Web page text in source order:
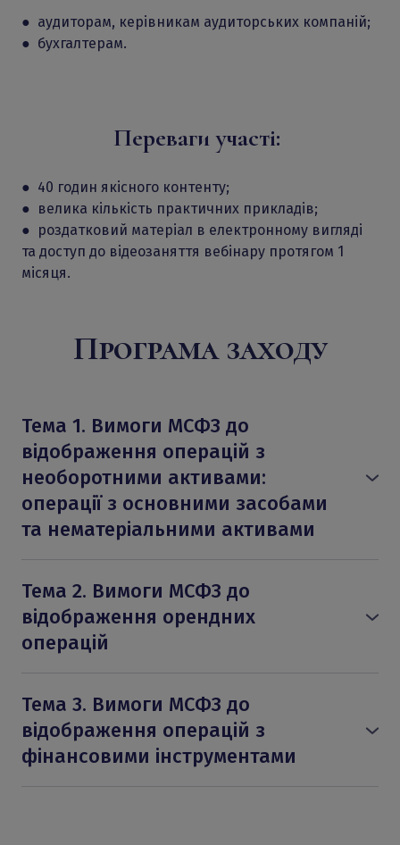
● аудиторам, керівникам аудиторських компаній;
● бухгалтерам.
Переваги участі:
● 40 годин якісного контенту;
● велика кількість практичних прикладів;
● роздатковий матеріал в електронному вигляді
та доступ до відеозаняття вебінару протягом 1
місяця.
Програма заходу
Тема 1. Вимоги МСФЗ до
відображення операцій з
необоротними активами:
операції з основними засобами
та нематеріальними активами
МСБО 38 «Нематеріальні активи»
МСБО 40 «Інвестиційна нерухомість»
МСФЗ 5 «Непоточні активи, утримувані для
Тема 2. Вимоги МСФЗ до
відображення орендних
операцій
Тема 3. Вимоги МСФЗ до
відображення операцій з
фінансовими інструментами